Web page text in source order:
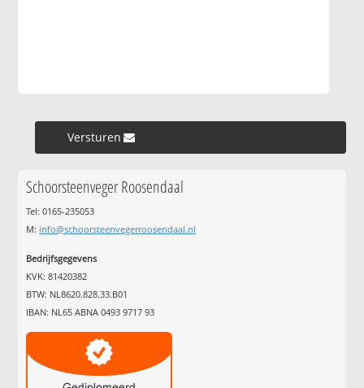
Versturen »
Schoorsteenveger Roosendaal
Tel: 0165-235053
M: info@schoorsteenvegerroosendaal.nl
Bedrijfsgegevens
KVK: 81420382
BTW: NL8620.828.33.B01
IBAN: NL65 ABNA 0493 9717 93